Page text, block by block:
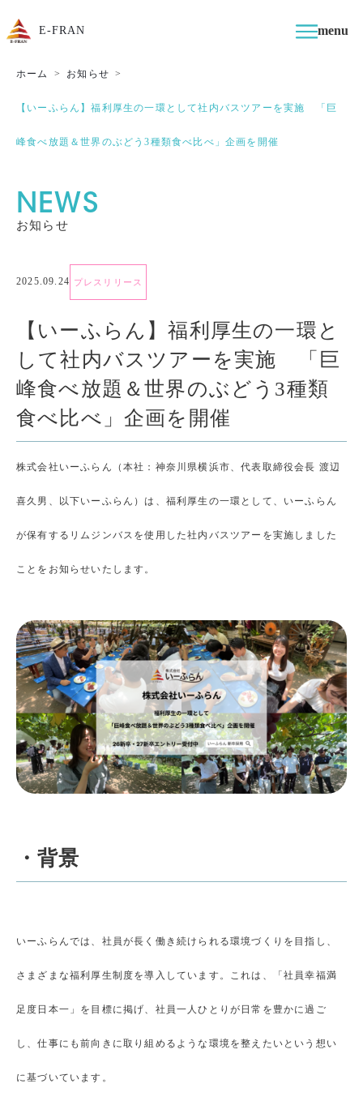
E-FRAN menu
ホーム お知らせ
【いーふらん】福利厚生の一環として社内バスツアーを実施 「巨
峰食べ放題＆世界のぶどう3種類食べ比べ」企画を開催
NEWS
お知らせ
2025.09.24 プレスリリース
【いーふらん】福利厚生の一環と
して社内バスツアーを実施 「巨
峰食べ放題＆世界のぶどう3種類
食べ比べ」企画を開催
株式会社いーふらん（本社：神奈川県横浜市、代表取締役会長 渡辺
喜久男、以下いーふらん）は、福利厚生の一環として、いーふらん
が保有するリムジンバスを使用した社内バスツアーを実施しました
ことをお知らせいたします。
・背景
いーふらんでは、社員が長く働き続けられる環境づくりを目指し、
さまざまな福利厚生制度を導入しています。これは、「社員幸福満
足度日本一」を目標に掲げ、社員一人ひとりが日常を豊かに過ご
し、仕事にも前向きに取り組めるような環境を整えたいという想い
に基づいています。